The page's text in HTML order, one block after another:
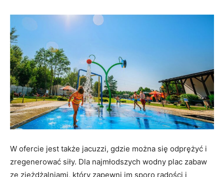
W ofercie jest także jacuzzi, gdzie można się odprężyć i
zregenerować siły. Dla najmłodszych wodny plac zabaw
ze zjeżdżalniami, który zapewni im sporo radości i